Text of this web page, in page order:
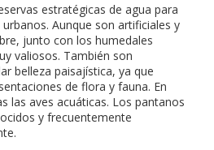
estratégicas de agua para
Aunque son artificiales y
junto con los humedales
valiosos. También son
belleza paisajística, ya que
de flora y fauna. En
las aves acuáticas. Los pantanos
y frecuentemente